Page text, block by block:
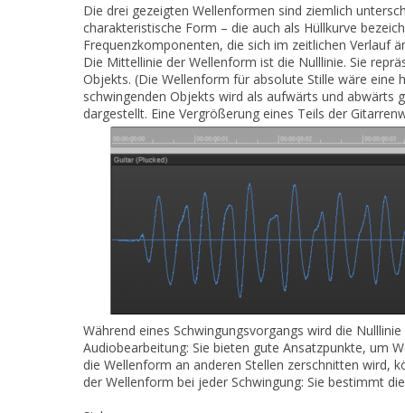
Die drei gezeigten Wellenformen sind ziemlich
charakteristische Form – die auch als Hüllkurve
Frequenzkomponenten, die sich im zeitlichen Verlauf
Die Mittellinie der Wellenform ist die Nulllinie. Sie
Objekts. (Die Wellenform für absolute Stille wäre eine
schwingenden Objekts wird als aufwärts und abwärts
dargestellt. Eine Vergrößerung eines Teils der
Während eines Schwingungsvorgangs wird die
Audiobearbeitung: Sie bieten gute Ansatzpunkte, um
die Wellenform an anderen Stellen zerschnitten wird,
der Wellenform bei jeder Schwingung: Sie bestimmt